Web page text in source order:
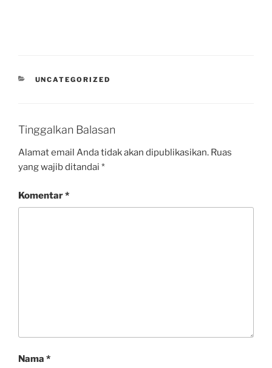
UNCATEGORIZED
Tinggalkan Balasan
Alamat email Anda tidak akan dipublikasikan. Ruas
yang wajib ditandai *
Komentar*
Nama *